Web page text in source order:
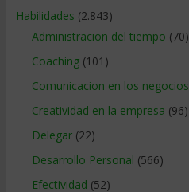
Habilidades (2.843)
Administracion del tiempo (70)
Coaching(101)
Comunicacion en los negocios
Creatividad en la empresa (96)
Delegar(22)
Desarrollo Personal (566)
Efectividad (52)